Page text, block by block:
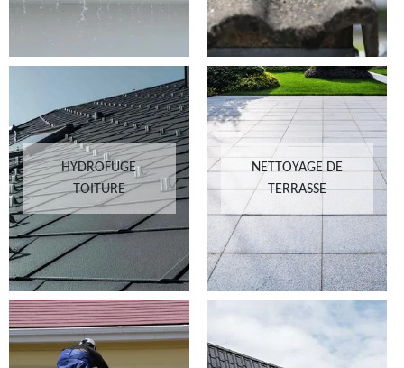
HYDROFUGE
TOITURE
NETTOYAGE DE
TERRASSE